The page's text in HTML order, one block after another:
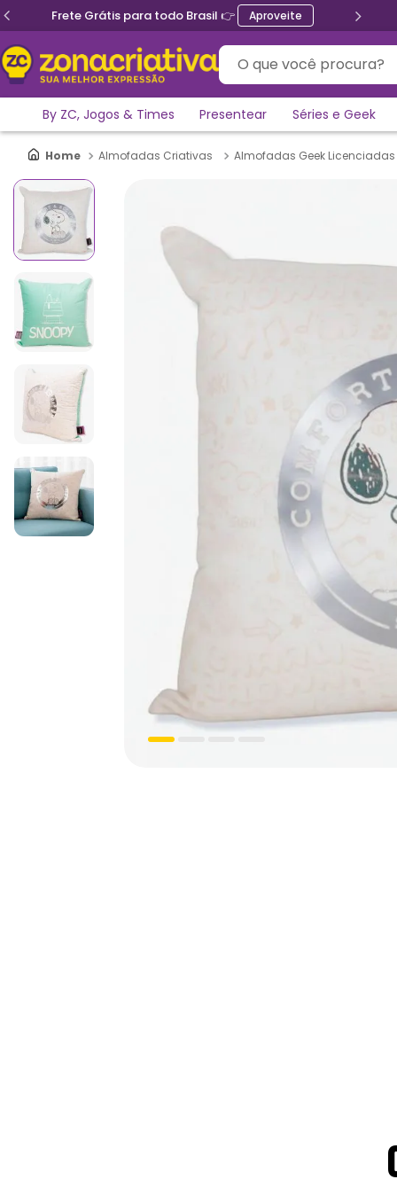
Frete Grátis para todo Brasil 👉 Aproveite
O que você procura?
By ZC, Jogos & Times Presentear Séries e Geek
Almofadas Criativas Almofadas Geek Licenciadas